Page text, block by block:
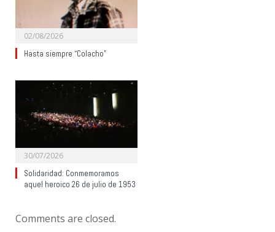
02/08/2026
Hasta siempre “Colacho”
30/07/2026
Solidaridad: Conmemoramos
aquel heroico 26 de julio de 1953
Comments are closed.